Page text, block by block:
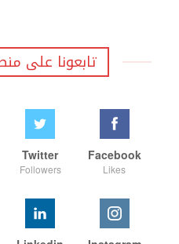
تابعونا على
Facebook
Likes
Twitter
Followers